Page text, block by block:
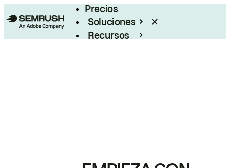
Precios
Soluciones
Recursos